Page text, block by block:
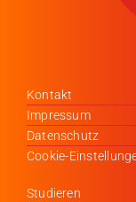
Kontakt
Impressum
Datenschutz
Cookie-
Studieren